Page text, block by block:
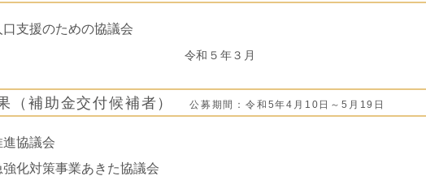
支援のための協議会
年３月
（補助金交付候補者） 公募期間：令和5年4月10日～5月19日
協議会
化対策事業あきた協議会